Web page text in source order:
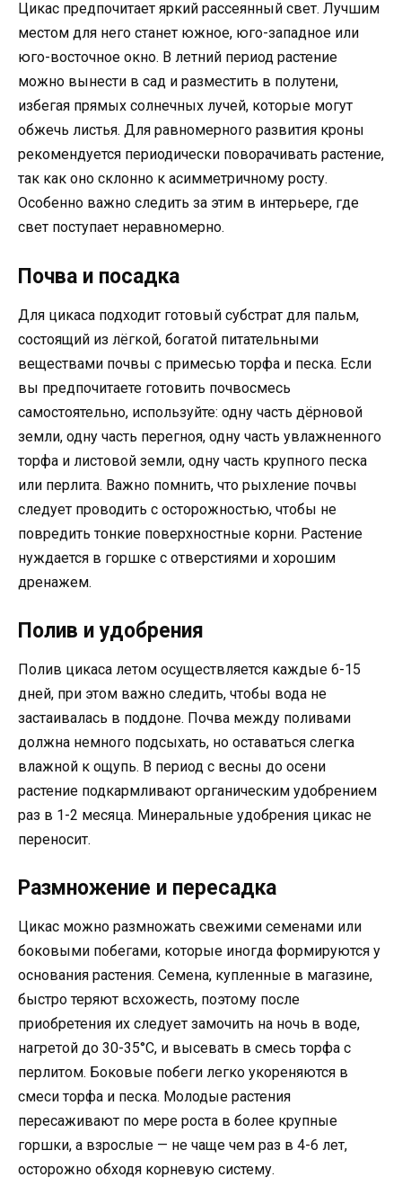
Цикас предпочитает яркий рассеянный свет. Лучшим
местом для него станет южное, юго-западное или
юго-восточное окно. В летний период растение
можно вынести в сад и разместить в полутени,
избегая прямых солнечных лучей, которые могут
обжечь листья. Для равномерного развития кроны
рекомендуется периодически поворачивать растение,
так как оно склонно к асимметричному росту.
Особенно важно следить за этим в интерьере, где
свет поступает неравномерно.
Почва и посадка
Для цикаса подходит готовый субстрат для пальм,
состоящий из лёгкой, богатой питательными
веществами почвы с примесью торфа и песка. Если
вы предпочитаете готовить почвосмесь
самостоятельно, используйте: одну часть дёрновой
земли, одну часть перегноя, одну часть увлажненного
торфа и листовой земли, одну часть крупного песка
или перлита. Важно помнить, что рыхление почвы
следует проводить с осторожностью, чтобы не
повредить тонкие поверхностные корни. Растение
нуждается в горшке с отверстиями и хорошим
дренажем.
Полив и удобрения
Полив цикаса летом осуществляется каждые 6-15
дней, при этом важно следить, чтобы вода не
застаивалась в поддоне. Почва между поливами
должна немного подсыхать, но оставаться слегка
влажной к ощупь. В период с весны до осени
растение подкармливают органическим удобрением
раз в 1-2 месяца. Минеральные удобрения цикас не
переносит.
Размножение и пересадка
Цикас можно размножать свежими семенами или
боковыми побегами, которые иногда формируются у
основания растения. Семена, купленные в магазине,
быстро теряют всхожесть, поэтому после
приобретения их следует замочить на ночь в воде,
нагретой до 30-35°C, и высевать в смесь торфа с
перлитом. Боковые побеги легко укореняются в
смеси торфа и песка. Молодые растения
пересаживают по мере роста в более крупные
горшки, а взрослые — не чаще чем раз в 4-6 лет,
осторожно обходя корневую систему.